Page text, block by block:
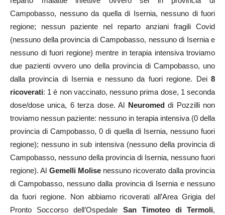
Campobasso, nessuno da quella di Isernia, nessuno di fuori
regione; nessun paziente nel reparto anziani fragili Covid
(nessuno della provincia di Campobasso, nessuno di Isernia e
nessuno di fuori regione) mentre in terapia intensiva troviamo
due pazienti ovvero uno della provincia di Campobasso, uno
dalla provincia di Isernia e nessuno da fuori regione. Dei 8
ricoverati: 1 è non vaccinato, nessuno prima dose, 1 seconda
dose/dose unica, 6 terza dose. Al
Neuromed di Pozzilli non
troviamo nessun paziente: nessuno in terapia intensiva (0 della
provincia di Campobasso, 0 di quella di Isernia, nessuno fuori
regione); nessuno in sub intensiva (nessuno della provincia di
Campobasso, nessuno della provincia di Isernia, nessuno fuori
regione). Al Gemelli Molisenessuno ricoverato dalla provincia
di Campobasso, nessuno dalla provincia di Isernia e nessuno
da fuori regione. Non abbiamo ricoverati all’Area Grigia del
Pronto Soccorso dell’Ospedale San Timoteo di Termoli,